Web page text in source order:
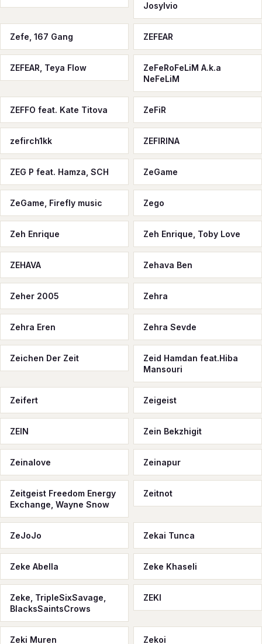
Josylvio
Zefe, 167 Gang ZEFEAR
ZEFEAR, Teya Flow
ZeFeRoFeLiM A.k.a
NeFeLiM
ZEFFO feat. Kate Titova ZeFiR
zefirch1kk ZEFIRINA
ZEG P feat. Hamza, SCH ZeGame
ZeGame, Firefly music Zego
Zeh Enrique Zeh Enrique, Toby Love
ZEHAVA Zehava Ben
Zeher 2005 Zehra
Zehra Eren Zehra Sevde
Zeichen Der Zeit
Zeid Hamdan feat.Hiba
Mansouri
Zeifert Zeigeist
ZEIN Zein Bekzhigit
Zeinalove Zeinapur
Zeitgeist Freedom Energy
Exchange, Wayne Snow
Zeitnot
ZeJoJo Zekai Tunca
Zeke Abella Zeke Khaseli
Zeke, TripleSixSavage,
BlacksSaintsCrows
ZEKI
Zeki Muren Zekoi